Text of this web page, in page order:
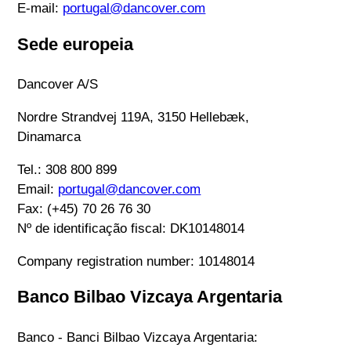
E-mail: portugal@dancover.com
Sede europeia
Dancover A/S
Nordre Strandvej 119A, 3150 Hellebæk,
Dinamarca
Tel.:308 800 899
Email: portugal@dancover.com
Fax: (+45) 70 26 76 30
Nº de identificação fiscal: DK10148014
Company registration number: 10148014
Banco Bilbao Vizcaya Argentaria
Banco - Banci Bilbao Vizcaya Argentaria: